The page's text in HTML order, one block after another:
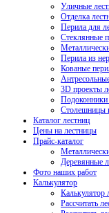
Уличные
Отделка
Перила для
Стеклянные
Перила из
Кованые
3D проекты
Подоконники
Столешницы
Каталог лестниц
Цены на лестницы
Прайс-каталог
Деревянные
Фото наших работ
Калькулятор
Калькулятор
Рассчитать